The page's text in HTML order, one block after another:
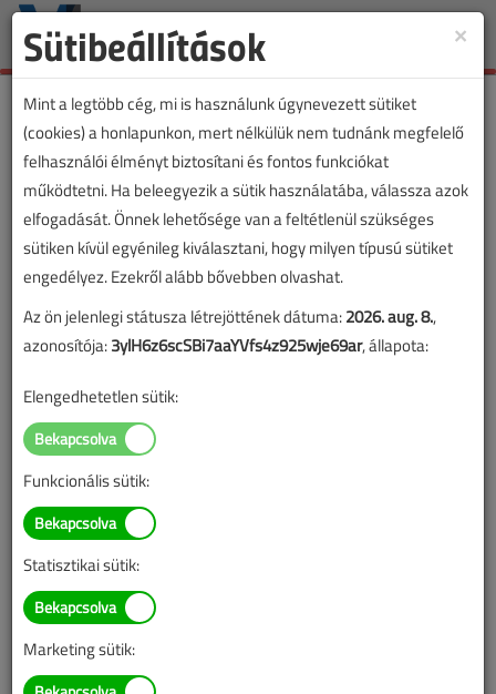
Toggle
Lapszám:
Energetika
Fókuszban az atomenergia
×
Sütibeállítások
Mint a legtöbb cég, mi is használunk úgynevezett sütiket
(cookies) a honlapunkon, mert nélkülük nem tudnánk megfelelő
felhasználói élményt biztosítani és fontos funkciókat
működtetni. Ha beleegyezik a sütik használatába, válassza azok
elfogadását. Önnek lehetősége van a feltétlenül szükséges
sütiken kívül egyénileg kiválasztani, hogy milyen típusú sütiket
engedélyez. Ezekről alább bővebben olvashat.
Az ön jelenlegi státusza létrejöttének dátuma:2026. aug. 8.,
azonosítója:3ylH6z6scSBi7aaYVfs4z925wje69ar, állapota:
Elengedhetetlen sütik:
Funkcionális sütik:
Statisztikai sütik:
Marketing sütik: